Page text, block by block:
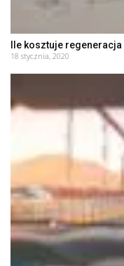
Ile kosztuje
18 stycznia, 2020